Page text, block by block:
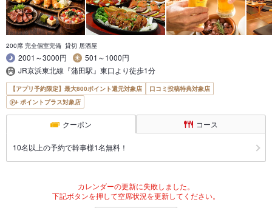
200席 完全個室完備 貸切 居酒屋
2001～3000円
501～1000円
JR京浜東北線『蒲田駅』東口より徒歩1分
【アプリ予約限定】最大800ポイント還元対象店
口コミ投稿特典対象店
ポイントプラス対象店
クーポン コース
10名以上の予約で幹事様1名無料！
カレンダーの更新に失敗しました。
下記ボタンを押して空席状況を更新してください。